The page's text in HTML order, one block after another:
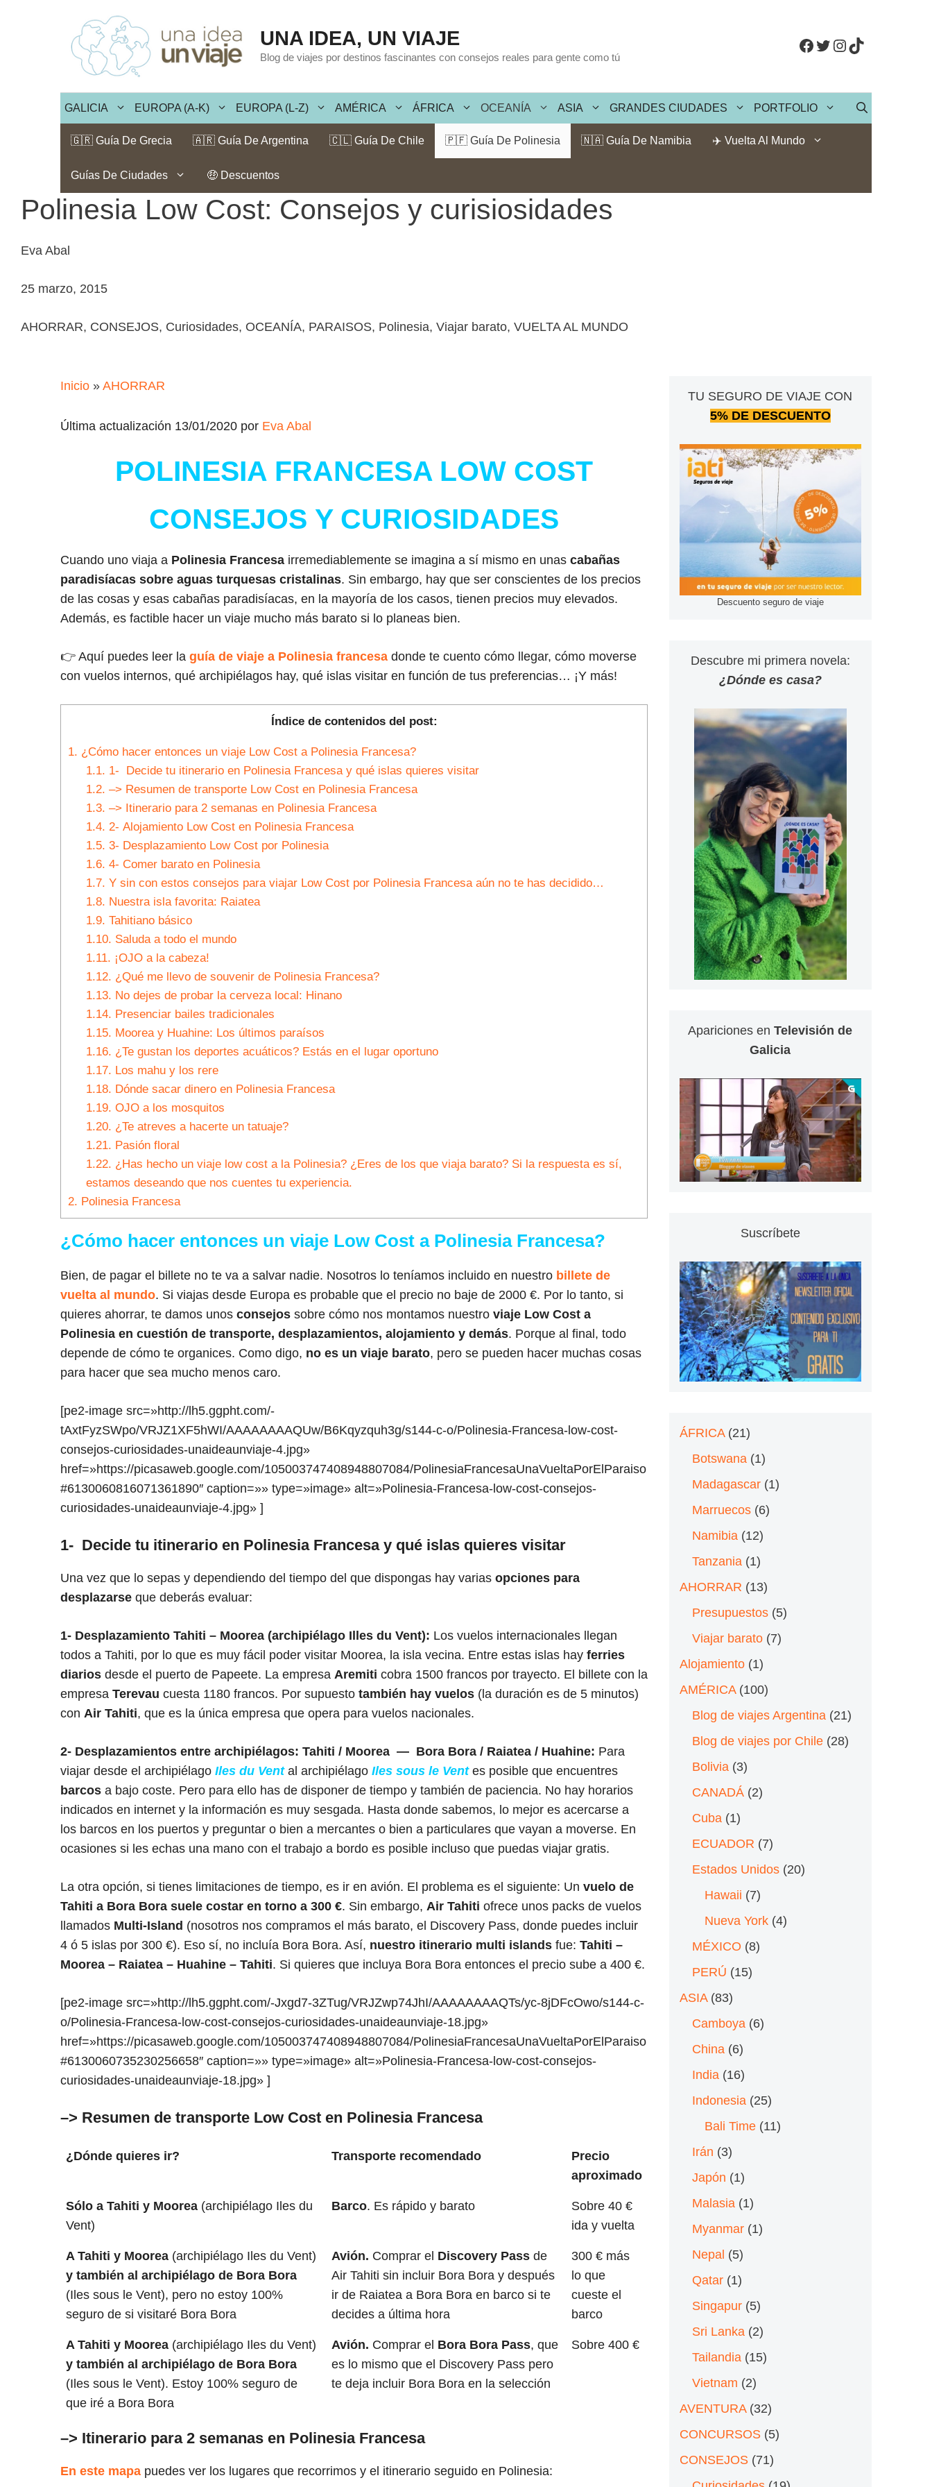
contenido
UNA IDEA, UN VIAJE
Blog de viajes por destinos fascinantes con consejos reales para gente como tú
Facebook
Twitter
Instagram
TikTok
GALICIA EUROPA (A-K) EUROPA (L-Z) AMÉRICA ÁFRICA OCEANÍA ASIA GRANDES CIUDADES PORTFOLIO
🇬🇷 Guía De Grecia 🇦🇷 Guía De Argentina 🇨🇱 Guía De Chile 🇵🇫 Guía De Polinesia 🇳🇦 Guía De Namibia ✈️ Vuelta Al Mundo
Guías De Ciudades 🤑 Descuentos
Polinesia Low Cost: Consejos y curisiosidades
Eva Abal
25 marzo, 2015
AHORRAR, CONSEJOS, Curiosidades, OCEANÍA, PARAISOS, Polinesia, Viajar barato, VUELTA AL MUNDO
Inicio » AHORRAR
Última actualización 13/01/2020 por Eva Abal
POLINESIA FRANCESA LOW COST
CONSEJOS Y CURIOSIDADES
Cuando uno viaja a Polinesia Francesa irremediablemente se imagina a sí mismo en unas cabañas
paradisíacas sobre aguas turquesas cristalinas. Sin embargo, hay que ser conscientes de los precios
de las cosas y esas cabañas paradisíacas, en la mayoría de los casos, tienen precios muy elevados.
Además, es factible hacer un viaje mucho más barato si lo planeas bien.
👉 Aquí puedes leer la guía de viaje a Polinesia francesa donde te cuento cómo llegar, cómo moverse
con vuelos internos, qué archipiélagos hay, qué islas visitar en función de tus preferencias… ¡Y más!
Índice de contenidos del post:
1. ¿Cómo hacer entonces un viaje Low Cost a Polinesia Francesa?
1.1. 1- Decide tu itinerario en Polinesia Francesa y qué islas quieres visitar
1.2. –> Resumen de transporte Low Cost en Polinesia Francesa
1.3. –> Itinerario para 2 semanas en Polinesia Francesa
1.4. 2- Alojamiento Low Cost en Polinesia Francesa
1.5. 3- Desplazamiento Low Cost por Polinesia
1.6. 4- Comer barato en Polinesia
1.7. Y sin con estos consejos para viajar Low Cost por Polinesia Francesa aún no te has decidido…
1.8. Nuestra isla favorita: Raiatea
1.9. Tahitiano básico
1.10. Saluda a todo el mundo
1.11. ¡OJO a la cabeza!
1.12. ¿Qué me llevo de souvenir de Polinesia Francesa?
1.13. No dejes de probar la cerveza local: Hinano
1.14. Presenciar bailes tradicionales
1.15. Moorea y Huahine: Los últimos paraísos
1.16. ¿Te gustan los deportes acuáticos? Estás en el lugar oportuno
1.17. Los mahu y los rere
1.18. Dónde sacar dinero en Polinesia Francesa
1.19. OJO a los mosquitos
1.20. ¿Te atreves a hacerte un tatuaje?
1.21. Pasión floral
1.22. ¿Has hecho un viaje low cost a la Polinesia? ¿Eres de los que viaja barato? Si la respuesta es sí,
estamos deseando que nos cuentes tu experiencia.
2. Polinesia Francesa
¿Cómo hacer entonces un viaje Low Cost a Polinesia Francesa?
Bien, de pagar el billete no te va a salvar nadie. Nosotros lo teníamos incluido en nuestro billete de
vuelta al mundo. Si viajas desde Europa es probable que el precio no baje de 2000 €. Por lo tanto, si
quieres ahorrar, te damos unos consejos sobre cómo nos montamos nuestro viaje Low Cost a
Polinesia en cuestión de transporte, desplazamientos, alojamiento y demás. Porque al final, todo
depende de cómo te organices. Como digo, no es un viaje barato, pero se pueden hacer muchas cosas
para hacer que sea mucho menos caro.
[pe2-image src=»http://lh5.ggpht.com/-
tAxtFyzSWpo/VRJZ1XF5hWI/AAAAAAAAQUw/B6Kqyzquh3g/s144-c-o/Polinesia-Francesa-low-cost-
consejos-curiosidades-unaideaunviaje-4.jpg»
href=»https://picasaweb.google.com/105003747408948807084/PolinesiaFrancesaUnaVueltaPorElParaiso
#6130060816071361890″ caption=»» type=»image» alt=»Polinesia-Francesa-low-cost-consejos-
curiosidades-unaideaunviaje-4.jpg» ]
1- Decide tu itinerario en Polinesia Francesa y qué islas quieres visitar
Una vez que lo sepas y dependiendo del tiempo del que dispongas hay varias opciones para
desplazarse que deberás evaluar:
1- Desplazamiento Tahiti – Moorea (archipiélago Illes du Vent): Los vuelos internacionales llegan
todos a Tahiti, por lo que es muy fácil poder visitar Moorea, la isla vecina. Entre estas islas hay ferries
diarios desde el puerto de Papeete. La empresa Aremiti cobra 1500 francos por trayecto. El billete con la
empresa Terevau cuesta 1180 francos. Por supuesto también hay vuelos (la duración es de 5 minutos)
con Air Tahiti, que es la única empresa que opera para vuelos nacionales.
2- Desplazamientos entre archipiélagos: Tahiti / Moorea — Bora Bora / Raiatea / Huahine: Para
viajar desde el archipiélago Iles du Vental archipiélago Iles sous le Ventes posible que encuentres
barcos a bajo coste. Pero para ello has de disponer de tiempo y también de paciencia. No hay horarios
indicados en internet y la información es muy sesgada. Hasta donde sabemos, lo mejor es acercarse a
los barcos en los puertos y preguntar o bien a mercantes o bien a particulares que vayan a moverse. En
ocasiones si les echas una mano con el trabajo a bordo es posible incluso que puedas viajar gratis.
La otra opción, si tienes limitaciones de tiempo, es ir en avión. El problema es el siguiente: Un vuelo de
Tahiti a Bora Bora suele costar en torno a 300 €. Sin embargo, Air Tahiti ofrece unos packs de vuelos
llamados Multi-Island (nosotros nos compramos el más barato, el Discovery Pass, donde puedes incluir
4 ó 5 islas por 300 €). Eso sí, no incluía Bora Bora. Así, nuestro itinerario multi islands fue: Tahiti –
Moorea – Raiatea – Huahine – Tahiti. Si quieres que incluya Bora Bora entonces el precio sube a 400 €.
[pe2-image src=»http://lh5.ggpht.com/-Jxgd7-3ZTug/VRJZwp74JhI/AAAAAAAAQTs/yc-8jDFcOwo/s144-c-
o/Polinesia-Francesa-low-cost-consejos-curiosidades-unaideaunviaje-18.jpg»
href=»https://picasaweb.google.com/105003747408948807084/PolinesiaFrancesaUnaVueltaPorElParaiso
#6130060735230256658″ caption=»» type=»image» alt=»Polinesia-Francesa-low-cost-consejos-
curiosidades-unaideaunviaje-18.jpg» ]
–> Resumen de transporte Low Cost en Polinesia Francesa
¿Dónde quieres ir? Transporte recomendado
Precio
aproximado
Sólo a Tahiti y Moorea (archipiélago Iles du
Vent)
Barco. Es rápido y barato
Sobre 40 €
ida y vuelta
A Tahiti y Moorea (archipiélago Iles du Vent)
y también al archipiélago de Bora Bora
(Iles sous le Vent), pero no estoy 100%
seguro de si visitaré Bora Bora
Avión. Comprar el Discovery Pass de
Air Tahiti sin incluir Bora Bora y después
ir de Raiatea a Bora Bora en barco si te
decides a última hora
300 € más
lo que
cueste el
barco
A Tahiti y Moorea (archipiélago Iles du Vent)
y también al archipiélago de Bora Bora
(Iles sous le Vent). Estoy 100% seguro de
que iré a Bora Bora
Avión. Comprar el Bora Bora Pass, que
es lo mismo que el Discovery Pass pero
te deja incluir Bora Bora en la selección
Sobre 400 €
–> Itinerario para 2 semanas en Polinesia Francesa
En este mapa puedes ver los lugares que recorrimos y el itinerario seguido en Polinesia:
TU SEGURO DE VIAJE CON
5% DE DESCUENTO
Descuento seguro de viaje
Descubre mi primera novela:
¿Dónde es casa?
Apariciones enTelevisión de
Galicia
Suscríbete
ÁFRICA(21)
Botswana(1)
Madagascar(1)
Marruecos(6)
Namibia(12)
Tanzania(1)
AHORRAR (13)
Presupuestos(5)
Viajar barato(7)
Alojamiento(1)
AMÉRICA(100)
Blog de viajes Argentina(21)
Blog de viajes por Chile(28)
Bolivia(3)
CANADÁ(2)
Cuba(1)
ECUADOR (7)
Estados Unidos(20)
Hawaii (7)
Nueva York(4)
MÉXICO (8)
PERÚ (15)
ASIA(83)
Camboya(6)
China(6)
India(16)
Indonesia(25)
Bali Time(11)
Irán (3)
Japón (1)
Malasia(1)
Myanmar(1)
Nepal (5)
Qatar(1)
Singapur(5)
Sri Lanka(2)
Tailandia(15)
Vietnam (2)
AVENTURA(32)
CONCURSOS(5)
CONSEJOS(71)